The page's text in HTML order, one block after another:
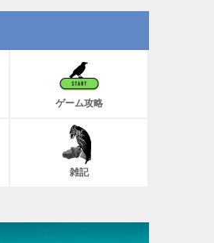
ゲーム攻略
雑記